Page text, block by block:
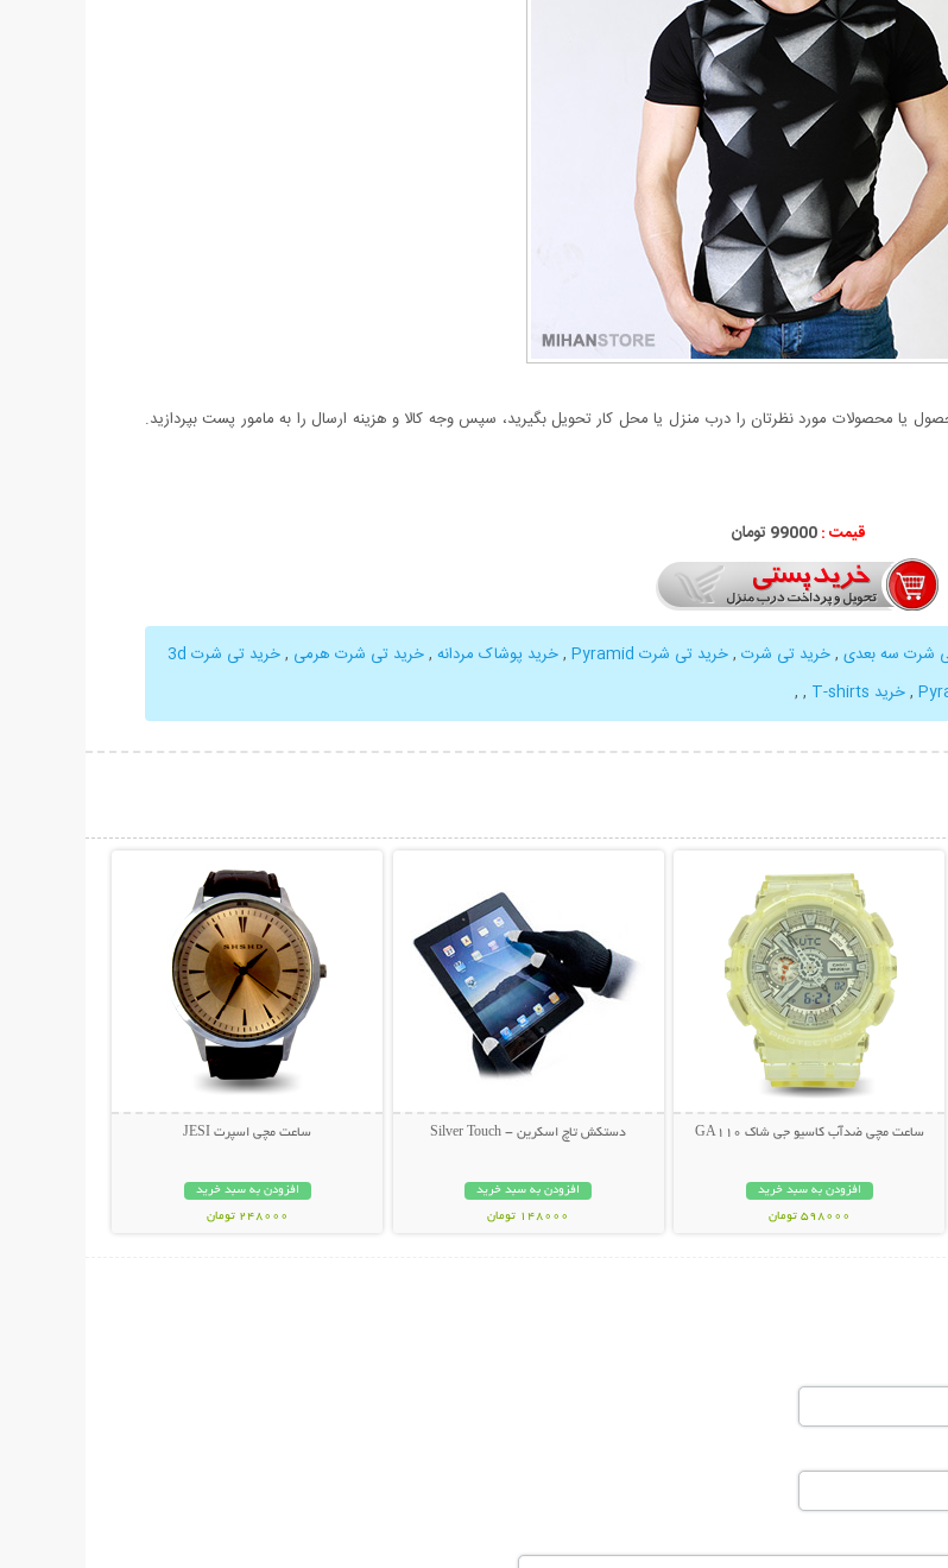
یا محصولات مورد نظرتان را درب منزل یا محل کار تحویل بگیرید، سپس وجه کالا و هزینه ارسال را به مامور پست بپردازید.
قیمت :99000 تومان
شرت سه بعدی ,خرید تی شرت ,خرید تی شرت Pyramid ,خرید پوشاک مردانه ,خرید تی شرت هرمی ,
خرید تی شرت 3d
,خرید T-shirts ,
,
ساعت مچی ضدآب کاسیو جی شاک GA110
افزودن به سبد خرید
598000 تومان
دستکش تاچ اسکرین - Silver Touch
افزودن به سبد خرید
148000 تومان
ساعت مچی اسپرت JESI
افزودن به سبد خرید
248000 تومان